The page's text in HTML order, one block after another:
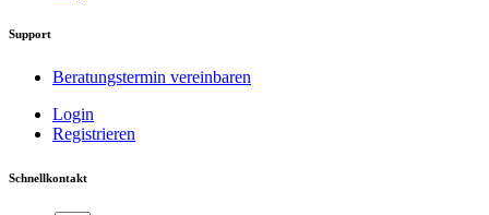
Support
Beratungstermin vereinbaren
Login
Registrieren
Schnellkontakt